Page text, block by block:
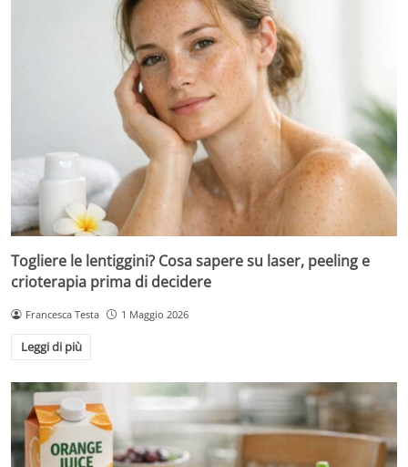
Togliere le lentiggini? Cosa sapere su laser, peeling e
crioterapia prima di decidere
Francesca Testa 1 Maggio 2026
Leggi di più